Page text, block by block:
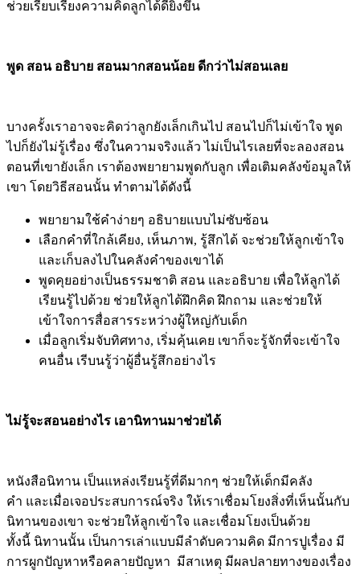
แบบนี้ ถ้าจับตรงๆ จะร้อนมาก คุณแม่สามารถสามารถทำท่าจับ
“น้ำนะคะ //มันเย็นๆนะ// มันอุ่นๆนะ// หรือจับน้ำไม่ได้เลย” แล้ว
เด็กน้อยวัย 6 เดือน เราก็สามารถสอนได้ พาไปสัมผัสพื้นผนังปูน
ผนังไม้ พื้นหญ้า แล้วบอกว่าคืออะไร จับแล้วเป็นไงใส่
ประสบการณ์และคลังคำต่างๆ ให้ลูก อย่างเป็นลำดับบ่อยๆ จะ
ช่วยเรียบเรียงความคิดลูกได้ดียิ่งขึ้น
พูด สอน อธิบาย สอนมากสอนน้อย ดีกว่าไม่สอนเลย
บางครั้งเราอาจจะคิดว่าลูกยังเล็กเกินไป สอนไปก็ไม่เข้าใจ พูด
ไปก็ยังไม่รู้เรื่อง ซึ่งในความจ ริงแล้ว ไม่เป็นไรเลยที่จะลองสอน
ตอนที่เขายังเล็ก เราต้องพยายามพูดกับลูก เพื่อเติมคลังข้อมูลให้
เขา โดยวิธีสอนนั้น ทำตามได้ดังนี้
เลือกคำที่ใกล้เคียง, เห็นภาพ, รู้สึกได้ จะช่วยให้ลูกเข้าใจ
เรียนรู้ไปด้วย ช่วยให้ลูกได้ฝึกคิด ฝึกถาม และช่วยให้
เข้าใจการสื่อสารระหว่างผู้ใหญ่กับเด็ก
เมื่อลูกเริ่มจับทิศทาง, เริ่มคุ้นเคย เขาก็จะรู้จักที่จะเข้าใจ
คนอื่น เรีบนรู้ว่าผู้อื่นรู้สึกอย่างไร